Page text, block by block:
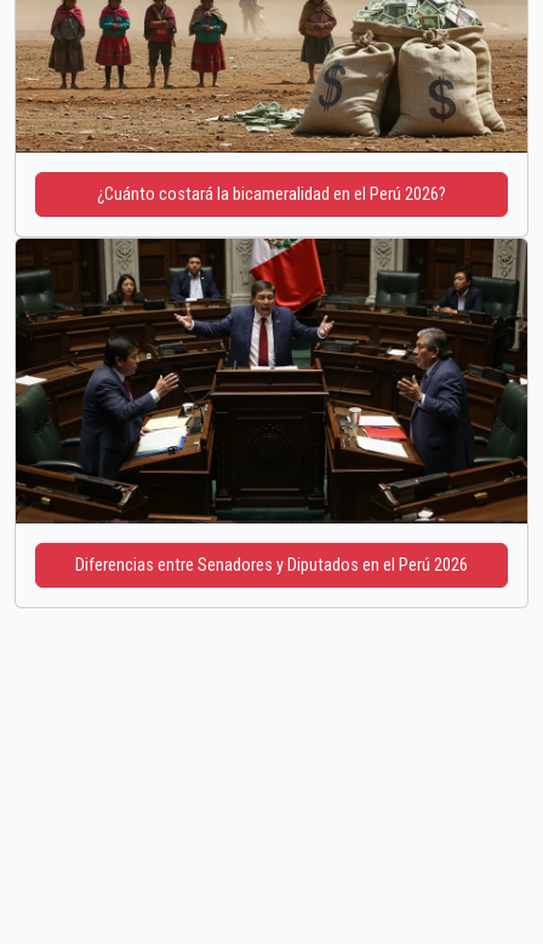
¿Cuánto costará la bicameralidad en el Perú 2026?
Diferencias entre Senadores y Diputados en el Perú 2026